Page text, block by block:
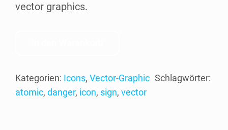
vector graphics.
Kategorien: Icons, Vector-Graphic Schlagwörter:
atomic, danger, icon, sign, vector